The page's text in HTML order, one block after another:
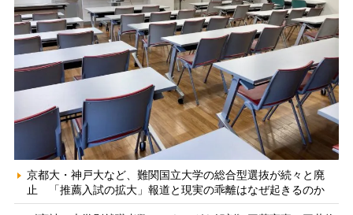
京都大・神戸大など、難関国立大学の総合型選抜が続々と廃
止 「推薦入試の拡大」報道と現実の乖離はなぜ起きるのか